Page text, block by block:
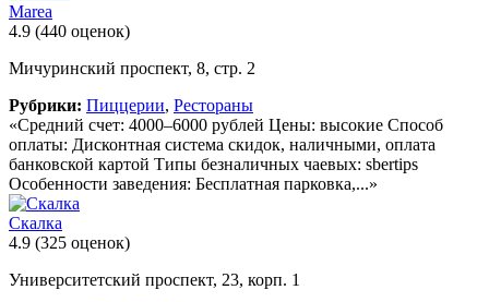
Marea
4.9 (440 оценок)
Мичуринский проспект, 8, стр. 2
Рубрики: Пиццерии, Рестораны
«Средний счет: 4000–6000 рублей Цены: высокие Способ
оплаты: Дисконтная система скидок, наличными, оплата
банковской картой Типы безналичных чаевых: sbertips
Особенности заведения: Бесплатная парковка,...»
Скалка
4.9 (325 оценок)
Университетский проспект, 23, корп. 1